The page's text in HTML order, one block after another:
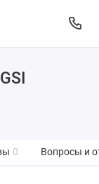
0 Вопросы и